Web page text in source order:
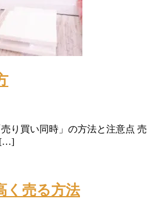
り買い同時」の方法と注意点 売
[…]
く売る方法